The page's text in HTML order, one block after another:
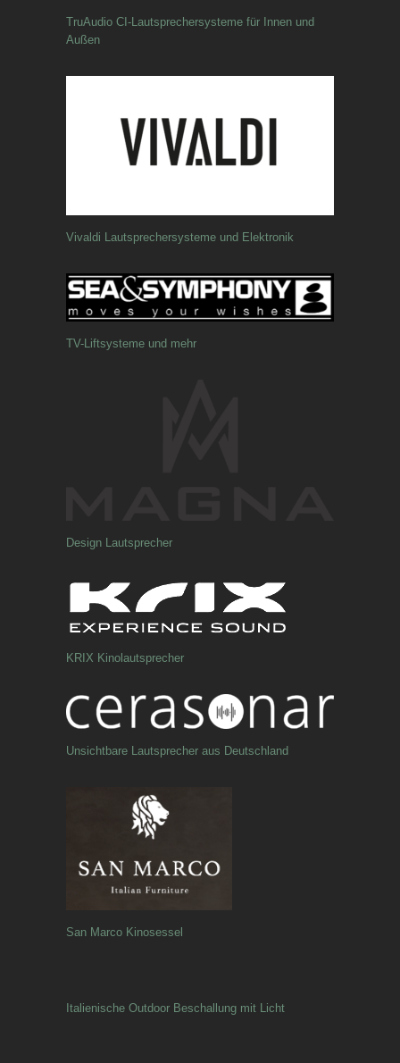
TruAudio CI-Lautsprechersysteme für Innen und
Außen
Vivaldi Lautsprechersysteme und Elektronik
TV-Liftsysteme und mehr
Design Lautsprecher
KRIX Kinolautsprecher
Unsichtbare Lautsprecher aus Deutschland
San Marco Kinosessel
Italienische Outdoor Beschallung mit Licht